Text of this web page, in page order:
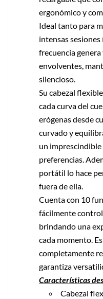
ergonómico y
Ideal tanto para
intensas
frecuencia
envolventes,
silencioso.
Su cabezal
cada curva del
erógenas desde
curvado y
un
preferencias.
portátil lo hace
fuera de ella.
Cuenta con 10
fácilmente
brindando una
cada momento.
completamente
garantiza
Características
Cabezal